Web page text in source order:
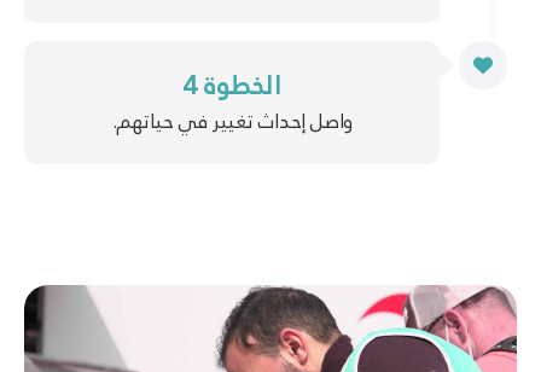
الخطوة 4
واصل إحداث تغيير في حياتهم.